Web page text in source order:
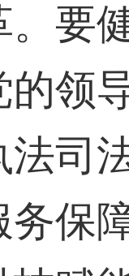
。要
的领
法司
务保